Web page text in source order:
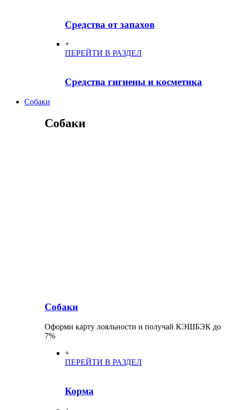
Средства от запахов
+
ПЕРЕЙТИ В РАЗДЕЛ
Средства гигиены и косметика
Собаки
Собаки
Собаки
Оформи карту лояльности и получай КЭШБЭК до
7%
+
ПЕРЕЙТИ В РАЗДЕЛ
Корма